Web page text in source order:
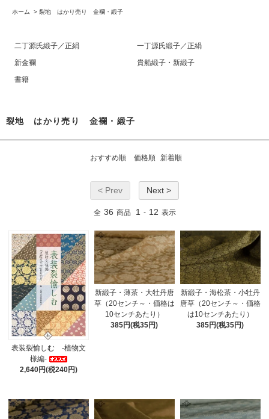
ホーム > 裂地 はかり売り 金襴・緞子
二丁源氏緞子／正絹
一丁源氏緞子／正絹
新金襴
貴船緞子・新緞子
書籍
裂地 はかり売り 金襴・緞子
おすすめ順 価格順 新着順
< Prev Next >
全 36 商品 1 - 12 表示
表装裂愉しむ -植物文
様編-
2,640円(税240円)
新緞子・薄茶・大牡丹唐
草（20センチ～・価格は
10センチあたり）
385円(税35円)
新緞子・海松茶・小牡丹
唐草（20センチ～・価格
は10センチあたり）
385円(税35円)